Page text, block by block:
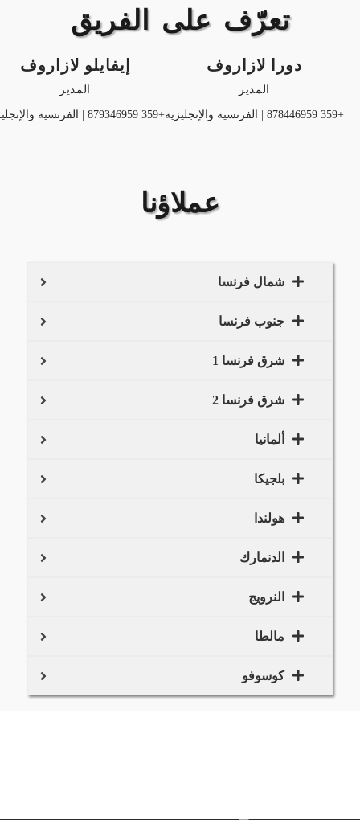
تعرّف على الفريق
دورا لازاروف
المدير
+359 878446959 | الفرنسية والإنجليزية
إيفايلو لازاروف
المدير
+359 879346959 | الفرنسية والإنجليزية
عملاؤنا
شمال فرنسا
جنوب فرنسا
شرق فرنسا 1
شرق فرنسا 2
ألمانيا
بلجيكا
هولندا
الدنمارك
النرويج
مالطا
كوسوفو